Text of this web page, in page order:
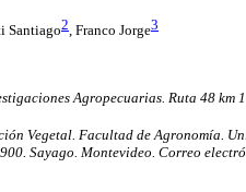
Santiago2, Franco Jorge3
Agropecuarias. Ruta 48 km
Vegetal. Facultad de Agronomía.
Sayago. Montevideo. Correo